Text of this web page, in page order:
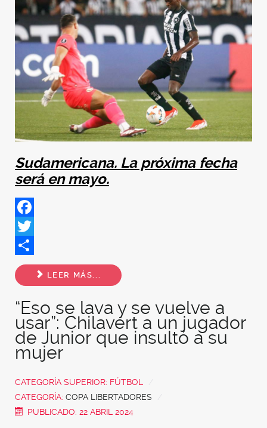
Sudamericana. La próxima fecha
será en mayo.
Facebook
Twitter
Share
LEER MÁS...
“Eso se lava y se vuelve a
usar”: Chilavert a un jugador
de Junior que insultó a su
mujer
CATEGORÍA SUPERIOR: FÚTBOL
CATEGORÍA: COPA LIBERTADORES
PUBLICADO: 22 ABRIL 2024